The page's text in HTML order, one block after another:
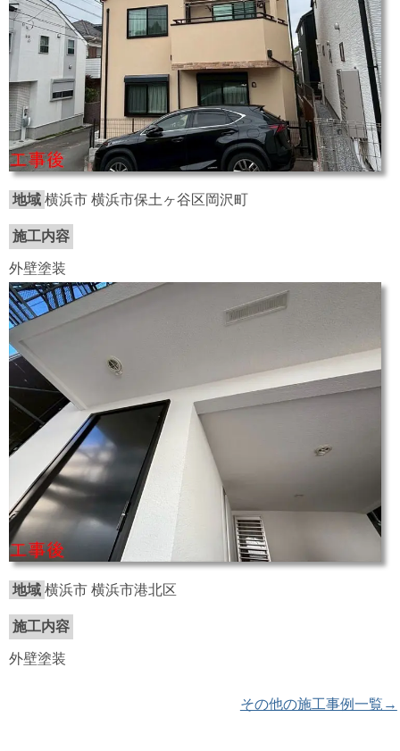
地域 横浜市 横浜市保土ヶ谷区岡沢町
施工内容
外壁塗装
地域 横浜市 横浜市港北区
施工内容
外壁塗装
その他の施工事例一覧→